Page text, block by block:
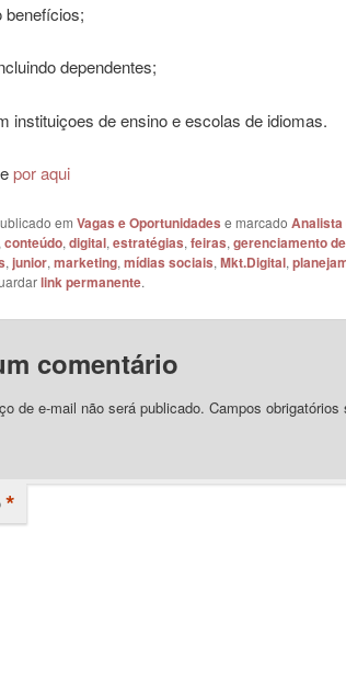
benefícios;
dependentes;
instituiçoes de ensino e escolas de idiomas.
por aqui
em Vagas e Oportunidades e marcado Analista
conteúdo, digital, estratégias, feiras, gerenciamento
, junior, marketing, mídias sociais, Mkt.Digital,
link permanente.
comentário
de e-mail não será publicado. Campos
*